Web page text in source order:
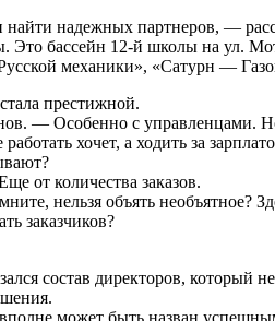
надежных партнеров, —
Это бассейн 12-й школы на ул.
механики», «Сатурн —
престижной.
— Особенно с управленцами.
хочет, а ходить за
от количества заказов.
нельзя объять необъятное?
заказчиков?
состав директоров, который
может быть назван